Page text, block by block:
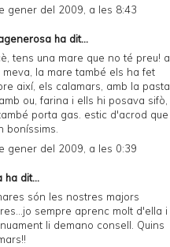
gener del 2009, a les 8:43
ha dit...
tens una mare que no té preu! a
meva, la mare també els ha fet
així, els calamars, amb la pasta
ou, farina i ells hi posava sifò,
porta gas. estic d'acrod que
boníssims.
gener del 2009, a les 0:39
ha dit...
són les nostres majors
sempre aprenc molt d'ella i
li demano consell. Quins